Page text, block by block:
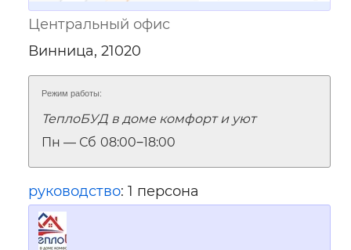
Центральный офис
Винница, 21020
Режим работы:
ТеплоБУД в доме комфорт и уют
Пн — Сб 08:00‒18:00
руководство: 1 персона